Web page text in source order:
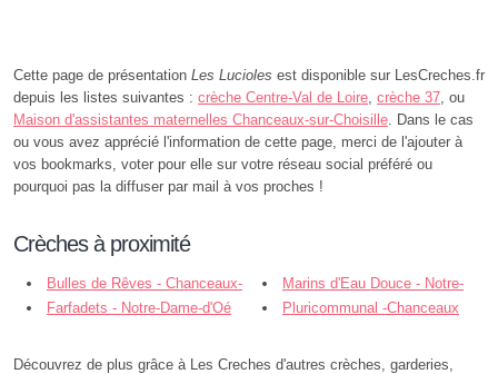
Cette page de présentation Les Lucioles est disponible sur LesCreches.fr
depuis les listes suivantes : crèche Centre-Val de Loire, crèche 37, ou
Maison d'assistantes maternelles Chanceaux-sur-Choisille. Dans le cas
ou vous avez apprécié l'information de cette page, merci de l'ajouter à
vos bookmarks, voter pour elle sur votre réseau social préféré ou
pourquoi pas la diffuser par mail à vos proches !
Crèches à proximité
Bulles de Rêves - Chanceaux-
sur-Choisille
Marins d'Eau Douce - Notre-
Dame-d'Oé
Farfadets - Notre-Dame-d'Oé
Pluricommunal -Chanceaux
Dame-d'Oé
Découvrez de plus grâce à Les Creches d'autres crèches, garderies,